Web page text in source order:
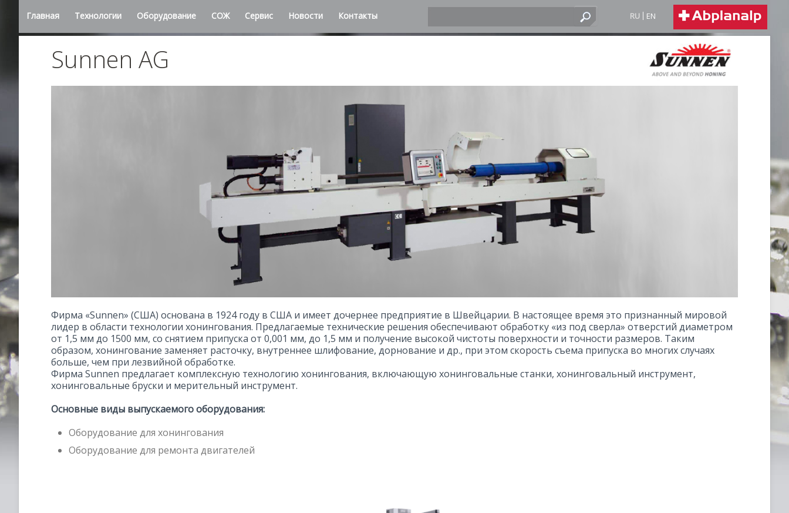
RU EN
Главная Технологии Оборудование СОЖ Сервис Новости Контакты
Sunnen AG
Фирма «Sunnen» (США) основана в 1924 году в США и имеет дочернее предприятие в Швейцарии. В настоящее время это признанный мировой
лидер в области технологии хонингования. Предлагаемые технические решения обеспечивают обработку «из под сверла» отверстий диаметром
от 1,5 мм до 1500 мм, со снятием припуска от 0,001 мм, до 1,5 мм и получение высокой чистоты поверхности и точности размеров. Таким
образом, хонингование заменяет расточку, внутреннее шлифование, дорнование и др., при этом скорость съема припуска во многих случаях
больше, чем при лезвийной обработке.
Фирма Sunnen предлагает комплексную технологию хонингования, включающую хонинговальные станки, хонинговальный инструмент,
хонинговальные бруски и мерительный инструмент.
Основные виды выпускаемого оборудования:
Оборудование для хонингования
Оборудование для ремонта двигателей